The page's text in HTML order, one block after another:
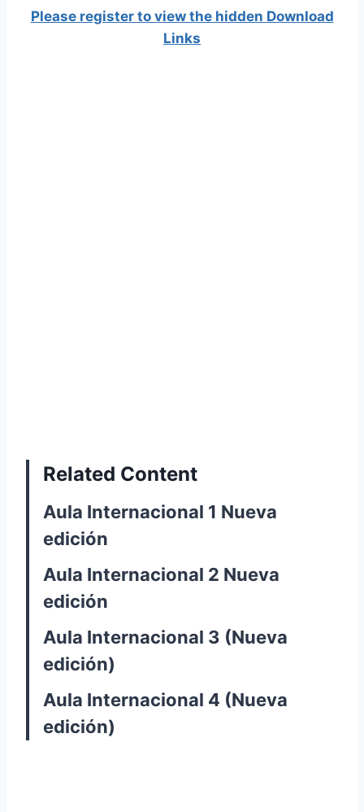
Please register to view the hidden Download
Links
Related Content
Aula Internacional 1 Nueva
edición
Aula Internacional 2 Nueva
edición
Aula Internacional 3 (Nueva
edición)
Aula Internacional 4 (Nueva
edición)